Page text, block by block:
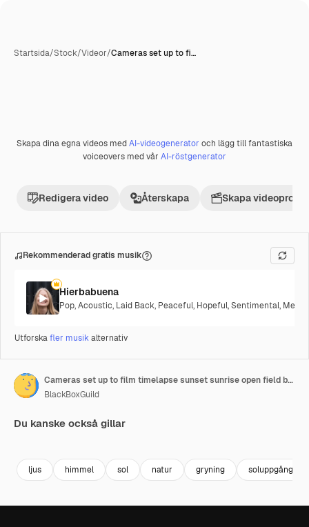
Startsida/Stock/Videor/Cameras set up to fi…
Premie
Skapa dina egna videos medAI-videogenerator och lägg till fantastiska
voiceovers med vår AI-röstgenerator
Redigera video Återskapa Skapa
Rekommenderad gratis musik
Hierbabuena
Pop,Acoustic, Laid Back, Peaceful, Hopeful,Sentimental,
Utforskafler musikalternativ
Cameras set up to film timelapse sunset sunrise open field behind the scene
BlackBoxGuild
Du kanske också gillar
ljus himmel sol natur gryning soluppgång